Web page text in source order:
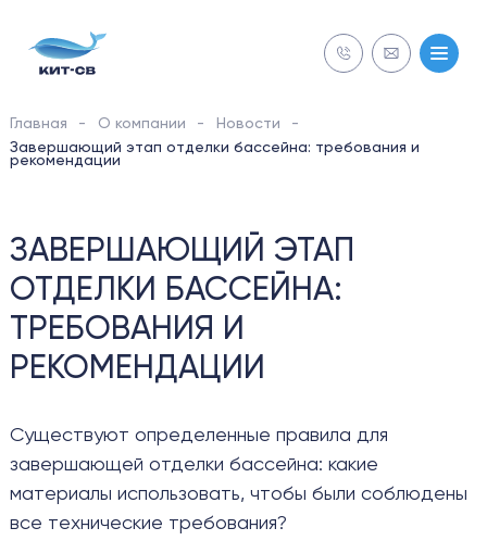
NECON
ОБСЛУЖИВАНИЕ
РЕМОНТ
НАШИ РАБОТЫ
Главная О компании
Новости
Завершающий этап отделки бассейна: требования и
рекомендации
ЗАВЕРШАЮЩИЙ ЭТАП
ОТДЕЛКИ БАССЕЙНА:
ТРЕБОВАНИЯ И
РЕКОМЕНДАЦИИ
Существуют определенные правила для
завершающей отделки бассейна: какие
материалы использовать, чтобы были соблюдены
все технические требования?
Бесплатная
диагностика
Бесплатная
диагностика